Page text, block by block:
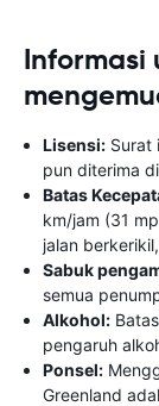
Informasi
Lisensi: Surat
pun diterima
Batas
km/jam (31
jalan
Sabuk
semua
Alkohol:
pengaruh
Ponsel:
Greenland